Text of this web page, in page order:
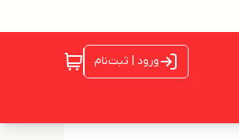
ورود | ثبت‌نام